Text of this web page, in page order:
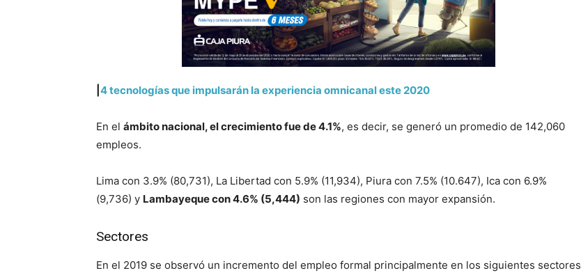
4 tecnologías que impulsarán la experiencia omnicanal este 2020
En el ámbito nacional, el crecimiento fue de 4.1%, es decir, se generó un promedio de 142,060
empleos.
Lima con 3.9% (80,731), La Libertad con 5.9% (11,934), Piura con 7.5% (10.647), Ica con 6.9%
(9,736) y Lambayeque con 4.6% (5,444) son las regiones con mayor expansión.
Sectores
En el 2019 se observó un incremento del empleo formal principalmente en los siguientes sectores